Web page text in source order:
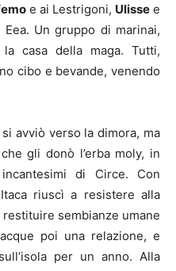
e ai Lestrigoni, Ulisse e
Un gruppo di marinai,
casa della maga. Tutti,
cibo e bevande, venendo
avviò verso la dimora, ma
che gli donò l’erba moly, in
di Circe. Con
riuscì a resistere alla
sembianze umane
poi una relazione, e
per un anno. Alla